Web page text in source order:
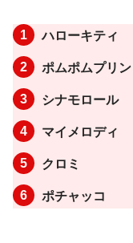
ハローキティ
ポムポムプリン
シナモロール
マイメロディ
クロミ
ポチャッコ